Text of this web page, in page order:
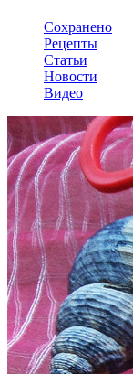
Сохранено
Рецепты
Статьи
Новости
Видео